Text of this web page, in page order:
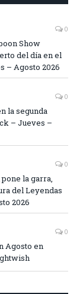
0
Show
del día en el
– Agosto 2026
0
la segunda
– Jueves –
0
la garra,
del Leyendas
2026
0
Agosto en